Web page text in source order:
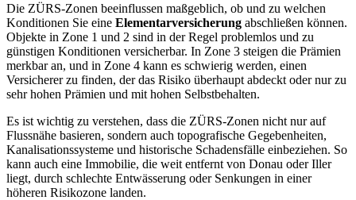
Die ZÜRS-Zonen beeinflussen maßgeblich, ob und zu welchen
Konditionen Sie eine Elementarversicherung abschließen können.
Objekte in Zone 1 und 2 sind in der Regel problemlos und zu
günstigen Konditionen versicherbar. In Zone 3 steigen die Prämien
merkbar an, und in Zone 4 kann es schwierig werden, einen
Versicherer zu finden, der das Risiko überhaupt abdeckt oder nur zu
sehr hohen Prämien und mit hohen Selbstbehalten.
Es ist wichtig zu verstehen, dass die ZÜRS-Zonen nicht nur auf
Flussnähe basieren, sondern auch topografische Gegebenheiten,
Kanalisationssysteme und historische Schadensfälle einbeziehen. So
kann auch eine Immobilie, die weit entfernt von Donau oder Iller
liegt, durch schlechte Entwässerung oder Senkungen in einer
höheren Risikozone landen.